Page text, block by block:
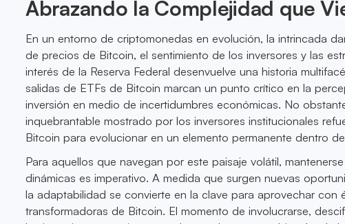
Abrazando la Complejidad que
En un entorno de criptomonedas en evolución, la intrincada
de precios de Bitcoin, el sentimiento de los inversores y las
interés de la Reserva Federal desenvuelve una historia
salidas de ETFs de Bitcoin marcan un punto crítico en la
inversión en medio de incertidumbres económicas. No
inquebrantable mostrado por los inversores institucionales
Bitcoin para evolucionar en un elemento permanente dentro
Para aquellos que navegan por este paisaje volátil,
dinámicas es imperativo. A medida que surgen nuevas
la adaptabilidad se convierte en la clave para aprovechar con
transformadoras de Bitcoin. El momento de involucrarse,